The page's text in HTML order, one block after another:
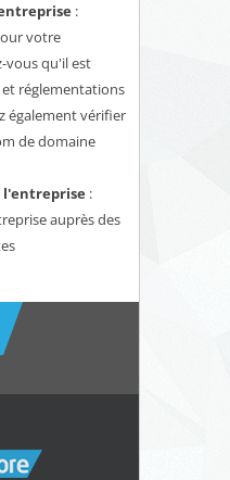
:
votre
vous qu'il est
réglementations
également vérifier
de domaine
l'entreprise :
auprès des